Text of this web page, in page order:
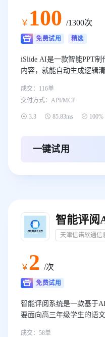
￥ 100 /1300次
免费试用 精选
iSlide AI是一款智能PPT制
内容，就能自动生成逻辑
接PPT的API接口，为企业
PPT解决方案，提升演示
成交： 116单
交付方式： API/MCP
 3.3  85.83ms  100%
一键试用
智能评阅
天津信诺软通信
￥ 2 /次
免费试用
智能评阅系统是一款基于
要面向高三年级学生的语
成交： 58单